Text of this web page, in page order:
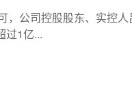
，公司控股股东、实控人
过1亿...